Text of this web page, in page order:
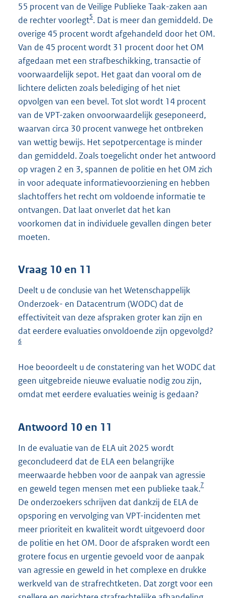
55 procent van de Veilige Publieke Taak-zaken aan
de rechter voorlegt5. Dat is meer dan gemiddeld. De
overige 45 procent wordt afgehandeld door het OM.
Van de 45 procent wordt 31 procent door het OM
afgedaan met een strafbeschikking, transactie of
voorwaardelijk sepot. Het gaat dan vooral om de
lichtere delicten zoals belediging of het niet
opvolgen van een bevel. Tot slot wordt 14 procent
van de VPT-zaken onvoorwaardelijk geseponeerd,
waarvan circa 30 procent vanwege het ontbreken
van wettig bewijs. Het sepotpercentage is minder
dan gemiddeld. Zoals toegelicht onder het antwoord
op vragen 2 en 3, spannen de politie en het OM zich
in voor adequate informatievoorziening en hebben
slachtoffers het recht om voldoende informatie te
ontvangen. Dat laat onverlet dat het kan
voorkomen dat in individuele gevallen dingen beter
moeten.
Vraag 10 en 11
Deelt u de conclusie van het Wetenschappelijk
Onderzoek- en Datacentrum (WODC) dat de
effectiviteit van deze afspraken groter kan zijn en
dat eerdere evaluaties onvoldoende zijn opgevolgd?
6
Hoe beoordeelt u de constatering van het WODC dat
geen uitgebreide nieuwe evaluatie nodig zou zijn,
omdat met eerdere evaluaties weinig is gedaan?
Antwoord 10 en 11
In de evaluatie van de ELA uit 2025 wordt
geconcludeerd dat de ELA een belangrijke
meerwaarde hebben voor de aanpak van agressie
en geweld tegen mensen met een publieke taak.7
De onderzoekers schrijven dat dankzij de ELA de
opsporing en vervolging van VPT-incidenten met
meer prioriteit en kwaliteit wordt uitgevoerd door
de politie en het OM. Door de afspraken wordt een
grotere focus en urgentie gevoeld voor de aanpak
van agressie en geweld in het complexe en drukke
werkveld van de strafrechtketen. Dat zorgt voor een